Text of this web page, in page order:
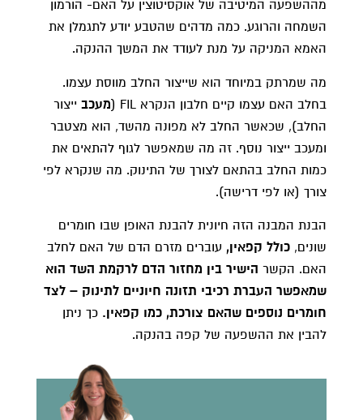
מההשפעה המיטיבה של אוקסיטוצין על האם- הורמון
השמחה והרוגע. כמה מדהים שהטבע יודע לתגמלן את
האמא המניקה על מנת לעודד את המשך ההנקה.
מה שמרתק במיוחד הוא שייצור החלב מווסת עצמו.
בחלב האם עצמו קיים חלבון הנקרא FIL (
מעכב ייצור
החלב), שכאשר החלב לא מפונה מהשד, הוא מצטבר
ומעכב ייצור נוסף. זה מה שמאפשר לגוף להתאים את
כמות החלב בהתאם לצורך של התינוק. מה שנקרא לפי
צורך (או לפי דרישה).
הבנת המבנה הזה חיונית להבנת האופן שבו חומרים
שונים, כולל קפאין, עוברים מזרם הדם של האם לחלב
האם. הקשר הישיר בין מחזור הדם לרקמת השד הוא
שמאפשר העברת רכיבי תזונה חיוניים לתינוק – לצד
חומרים נוספים שהאם צורכת, כמו קפאין. כך ניתן
להבין את ההשפעה של קפה בהנקה.